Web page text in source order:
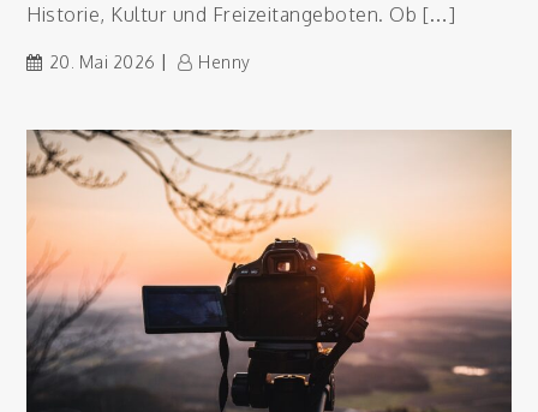
Historie, Kultur und Freizeitangeboten. Ob […]
20. Mai 2026 Henny